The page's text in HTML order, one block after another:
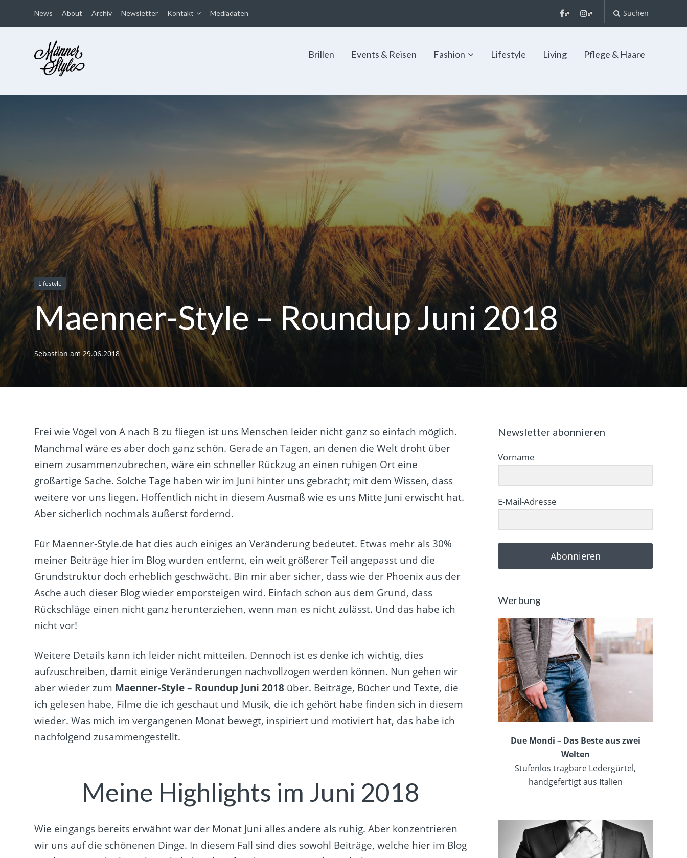
News About Archiv Newsletter Kontakt Mediadaten Suchen
Brillen Events & Reisen Fashion Lifestyle Living Pflege & Haare
Lifestyle
Maenner-Style – Roundup Juni 2018
Sebastianam 29.06.2018
Frei wie Vögel von A nach B zu fliegen ist uns Menschen leider nicht ganz so einfach möglich.
Manchmal wäre es aber doch ganz schön. Gerade an Tagen, an denen die Welt droht über
einem zusammenzubrechen, wäre ein schneller Rückzug an einen ruhigen Ort eine
großartige Sache. Solche Tage haben wir im Juni hinter uns gebracht; mit dem Wissen, dass
weitere vor uns liegen. Hoffentlich nicht in diesem Ausmaß wie es uns Mitte Juni erwischt hat.
Aber sicherlich nochmals äußerst fordernd.
Für Maenner-Style.de hat dies auch einiges an Veränderung bedeutet. Etwas mehr als 30%
meiner Beiträge hier im Blog wurden entfernt, ein weit größerer Teil angepasst und die
Grundstruktur doch erheblich geschwächt. Bin mir aber sicher, dass wie der Phoenix aus der
Asche auch dieser Blog wieder emporsteigen wird. Einfach schon aus dem Grund, dass
Rückschläge einen nicht ganz herunterziehen, wenn man es nicht zulässt. Und das habe ich
nicht vor!
Weitere Details kann ich leider nicht mitteilen. Dennoch ist es denke ich wichtig, dies
aufzuschreiben, damit einige Veränderungen nachvollzogen werden können. Nun gehen wir
aber wieder zum Maenner-Style – Roundup Juni 2018 über. Beiträge, Bücher und Texte, die
ich gelesen habe, Filme die ich geschaut und Musik, die ich gehört habe finden sich in diesem
wieder. Was mich im vergangenen Monat bewegt, inspiriert und motiviert hat, das habe ich
nachfolgend zusammengestellt.
Meine Highlights im Juni 2018
Wie eingangs bereits erwähnt war der Monat Juni alles andere als ruhig. Aber konzentrieren
wir uns auf die schönenen Dinge. In diesem Fall sind dies sowohl Beiträge, welche hier im Blog
Newsletter abonnieren
Vorname
E-Mail-Adresse
Abonnieren
Werbung
Due Mondi – Das Beste aus zwei
Welten
Stufenlos tragbare Ledergürtel,
handgefertigt aus Italien